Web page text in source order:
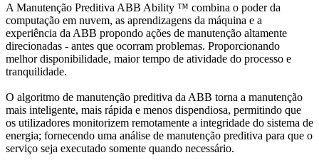
A Manutenção Preditiva ABB Ability ™ combina o poder da
computação em nuvem, as aprendizagens da máquina e a
experiência da ABB propondo ações de manutenção altamente
direcionadas - antes que ocorram problemas. Proporcionando
melhor disponibilidade, maior tempo de atividade do processo e
tranquilidade.
O algoritmo de manutenção preditiva da ABB torna a manutenção
mais inteligente, mais rápida e menos dispendiosa, permitindo que
os utilizadores monitorizem remotamente a integridade do sistema de
energia; fornecendo uma análise de manutenção preditiva para que o
serviço seja executado somente quando necessário.